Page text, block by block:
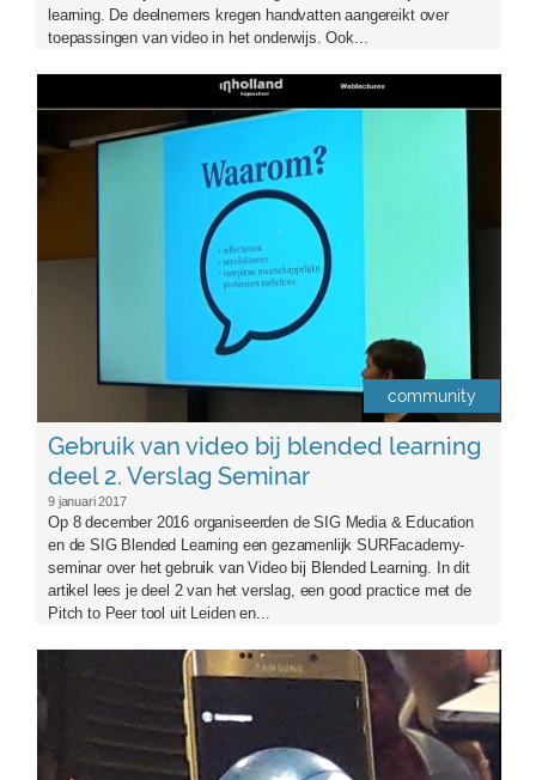
learning. De deelnemers kregen handvatten aangereikt over
toepassingen van video in het onderwijs. Ook...
logosigme-aangepast2.png
community
Gebruik van video bij blended learning
deel 2. Verslag Seminar
9 januari 2017
Op 8 december 2016 organiseerden de SIG Media & Education
en de SIG Blended Learning een gezamenlijk SURFacademy-
seminar over het gebruik van Video bij Blended Learning. In dit
artikel lees je deel 2 van het verslag, een good practice met de
Pitch to Peer tool uit Leiden en...
video360.jpg